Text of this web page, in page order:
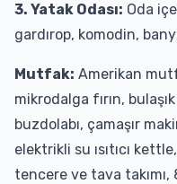
3. Yatak Odası: Oda
gardırop, komodin,
Mutfak: Amerikan
mikrodalga fırın,
buzdolabı, çamaşır
elektrikli su ısıtıcı
tencere ve tava takımı,